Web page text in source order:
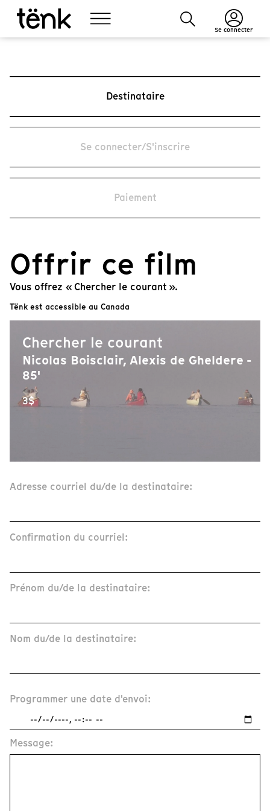
Se connecter
Destinataire
Se connecter/S'inscrire
Paiement
Offrir ce film
Vous offrez « Chercher le courant ».
Tënk est accessible au Canada
Chercher le courant
Nicolas Boisclair, Alexis de Gheldere -
85'
3$
Adresse courriel du/de la destinataire:
Confirmation du courriel:
Prénom du/de la destinataire:
Nom du/de la destinataire:
Programmer une date d'envoi:
Message: